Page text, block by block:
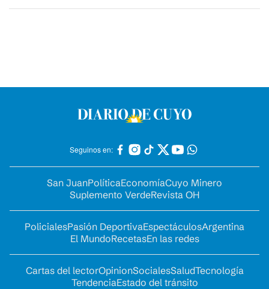
Seguinos en:
San JuanPolíticaEconomíaCuyo Minero
Suplemento VerdeRevista OH
PolicialesPasión DeportivaEspectáculosArgentina
El MundoRecetasEn las redes
Cartas del lectorOpinionSocialesSaludTecnología
TendenciaEstado del tránsito